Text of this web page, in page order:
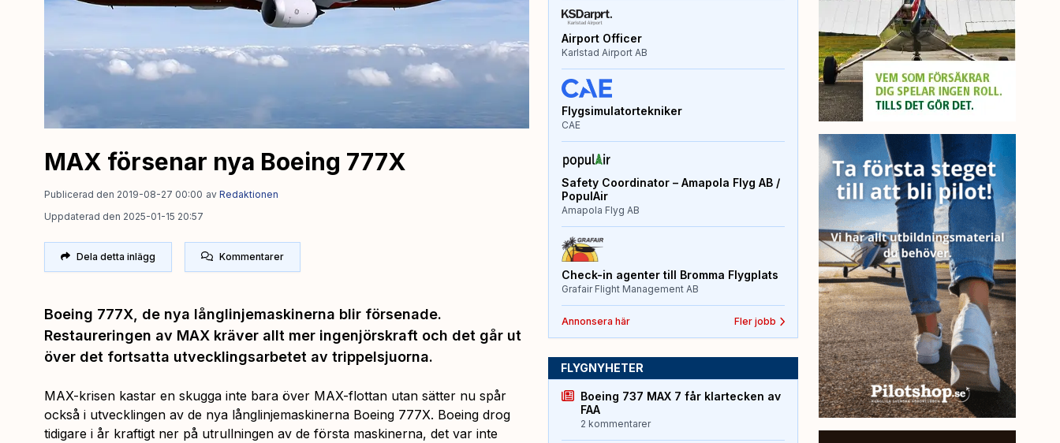
MAX försenar nya Boeing 777X
Publicerad den 2019-08-27 00:00 av Redaktionen
Uppdaterad den 2025-01-15 20:57
Dela detta inlägg Kommentarer
Boeing 777X, de nya långlinjemaskinerna blir försenade.
Restaureringen av MAX kräver allt mer ingenjörskraft och det går ut
över det fortsatta utvecklingsarbetet av trippelsjuorna.
MAX-krisen kastar en skugga inte bara över MAX-flottan utan sätter nu spår
också i utvecklingen av de nya långlinjemaskinerna Boeing 777X. Boeing drog
tidigare i år kraftigt ner på utrullningen av de första maskinerna, det var inte
Airport Officer
Karlstad Airport AB
Flygsimulatortekniker
CAE
Safety Coordinator – Amapola Flyg AB /
PopulAir
Amapola Flyg AB
Check-in agenter till Bromma Flygplats
Grafair Flight Management AB
Annonsera här Fler jobb
FLYGNYHETER
Boeing 737 MAX 7 får klartecken av
FAA
2 kommentarer